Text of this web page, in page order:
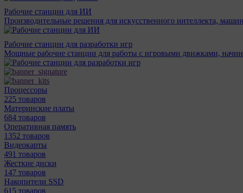
Рабочие станции для ИИ
Производительные решения для искусственного интеллекта,
Рабочие станции для разработки игр
Мощные рабочие станции для работы с игровыми движками,
Процессоры
225 товаров
Материнcкие платы
684 товаров
Оперативная память
1352 товаров
Видеокарты
491 товаров
Жесткие диски
147 товаров
Накопители SSD
615 товаров